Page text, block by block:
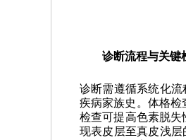
诊断流程与关键
诊断需遵循系统化
疾病家族史。体格检
检查可提高色素脱
现表皮层至真皮浅